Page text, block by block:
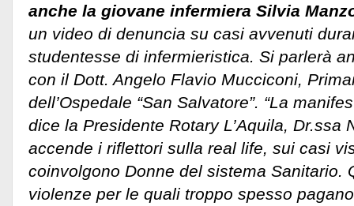
anche la giovane infermiera Silvia
un video di denuncia su casi avvenuti
studentesse di infermieristica. Si parlerà
con il Dott. Angelo Flavio Mucciconi,
dell’Ospedale “San Salvatore”. “La
dice la Presidente Rotary L’Aquila, Dr.ssa
accende i riflettori sulla real life, sui casi
coinvolgono Donne del sistema Sanitario.
violenze per le quali troppo spesso